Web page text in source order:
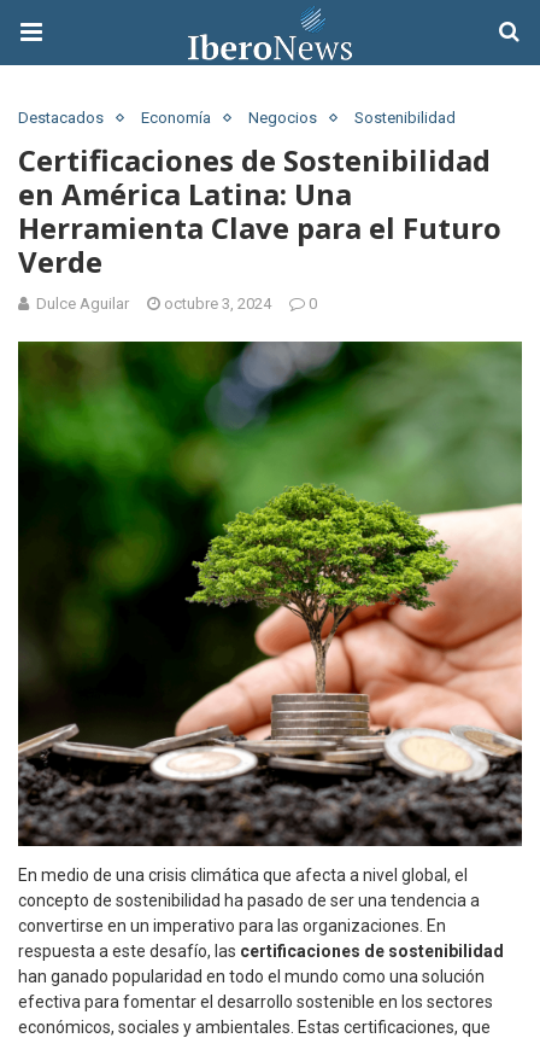
Destacados Economía Negocios Sostenibilidad
Certificaciones de Sostenibilidad
en América Latina: Una
Herramienta Clave para el Futuro
Verde
Dulce Aguilar octubre 3, 2024 0
En medio de una crisis climática que afecta a nivel global, el
concepto de sostenibilidad ha pasado de ser una tendencia a
convertirse en un imperativo para las organizaciones. En
respuesta a este desafío, las certificaciones de sostenibilidad
han ganado popularidad en todo el mundo como una solución
efectiva para fomentar el desarrollo sostenible en los sectores
económicos, sociales y ambientales. Estas certificaciones, que